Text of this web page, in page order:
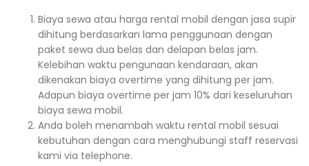
Biaya sewa atau harga rental mobil dengan jasa supir
dihitung berdasarkan lama penggunaan dengan
paket sewa dua belas dan delapan belas jam.
Kelebihan waktu pengunaan kendaraan, akan
dikenakan biaya overtime yang dihitung per jam.
Adapun biaya overtime per jam 10% dari keseluruhan
biaya sewa mobil.
Anda boleh menambah waktu rental mobil sesuai
kebutuhan dengan cara menghubungi staff reservasi
kami via telephone.